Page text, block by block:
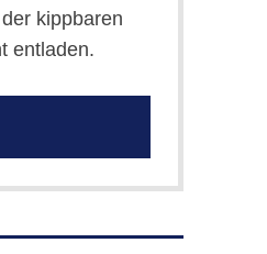
kippbaren
entladen.